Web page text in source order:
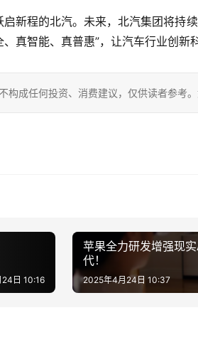
新程的北汽。未来，北汽集团将持
真智能、真普惠”，让汽车行业创新
成任何投资、消费建议，仅供读者参考
日 10:16
苹果全力研发增强现
代！
2025年4月24日 10:37